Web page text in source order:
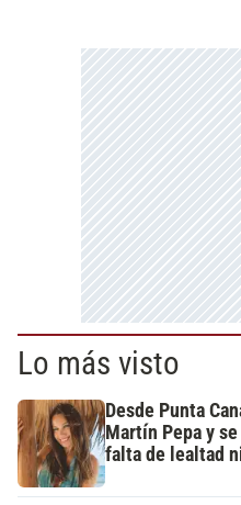
Lo más visto
Desde Punta
Martín Pepa y
falta de lealtad